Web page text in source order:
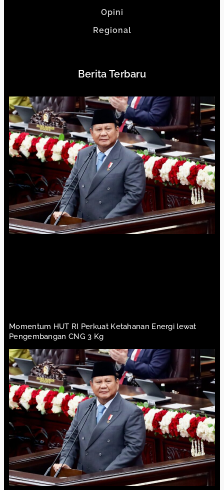
Opini
Regional
Berita Terbaru
Momentum HUT RI Perkuat Ketahanan Energi lewat
Pengembangan CNG 3 Kg